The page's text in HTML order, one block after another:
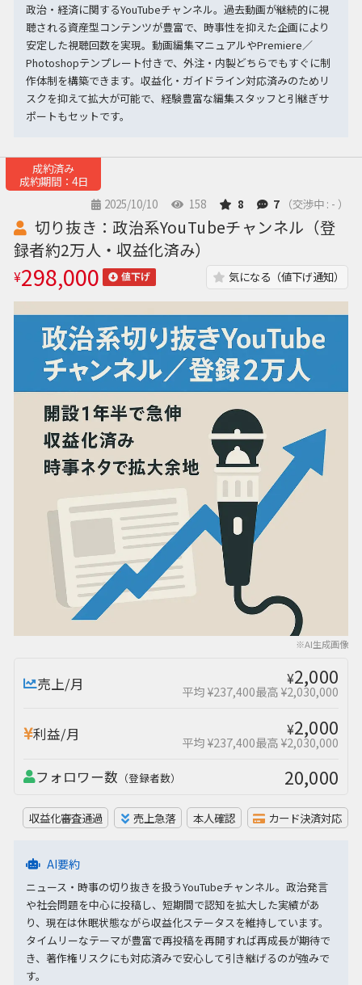
政治・経済に関するYouTubeチャンネル。過去動画が継続的に視
聴される資産型コンテンツが豊富で、時事性を抑えた企画により
安定した視聴回数を実現。動画編集マニュアルやPremiere／
Photoshopテンプレート付きで、外注・内製どちらでもすぐに制
作体制を構築できます。収益化・ガイドライン対応済みのためリ
スクを抑えて拡大が可能で、経験豊富な編集スタッフと引継ぎサ
ポートもセットです。
成約済み
成約期間：4日
2025/10/10
158 8 7 （交渉中 : - ）
※AI生成画像
切り抜き：政治系YouTubeチャンネル（登
録者約2万人・収益化済み）
¥298,000 値下げ 気になる（値下げ通知）
売上/月 ¥2,000
平均 ¥237,400最高 ¥2,030,000
利益/月 ¥2,000
平均 ¥237,400最高 ¥2,030,000
フォロワー数 （登録者数） 20,000
収益化審査通過 売上急落 本人確認 カード決済対応
AI要約
ニュース・時事の切り抜きを扱うYouTubeチャンネル。政治発言
や社会問題を中心に投稿し、短期間で認知を拡大した実績があ
り、現在は休眠状態ながら収益化ステータスを維持しています。
タイムリーなテーマが豊富で再投稿を再開すれば再成長が期待で
き、著作権リスクにも対応済みで安心して引き継げるのが強みで
す。